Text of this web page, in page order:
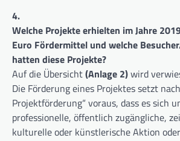
4.
Welche Projekte erhielten im Jahre
Euro Fördermittel und welche
hatten diese Projekte?
Auf die Übersicht(Anlage 2)wird
Die Förderung eines Projektes setzt
Projektförderung“ voraus, dass es sich
professionelle, öffentlich zugängliche,
kulturelle oder künstlerische Aktion